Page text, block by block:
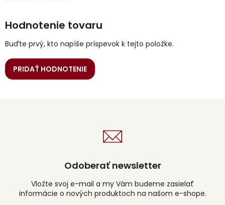
Hodnotenie tovaru
Buďte prvý, kto napíše príspevok k tejto položke.
PRIDAŤ HODNOTENIE
Odoberať newsletter
Vložte svoj e-mail a my Vám budeme zasielať
informácie o nových produktoch na našom e-shope.